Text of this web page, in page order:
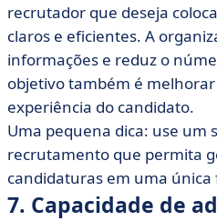
recrutador que deseja
claros e eficientes. A
informações e reduz o
objetivo também é
experiência do candidato.
Uma pequena dica: use um
recrutamento que permita
candidaturas em uma
7. Capacidade de